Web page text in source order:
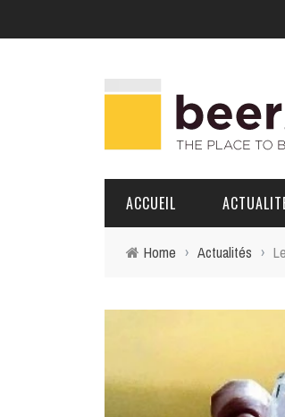
ACCUEIL
Home › Actualités ›